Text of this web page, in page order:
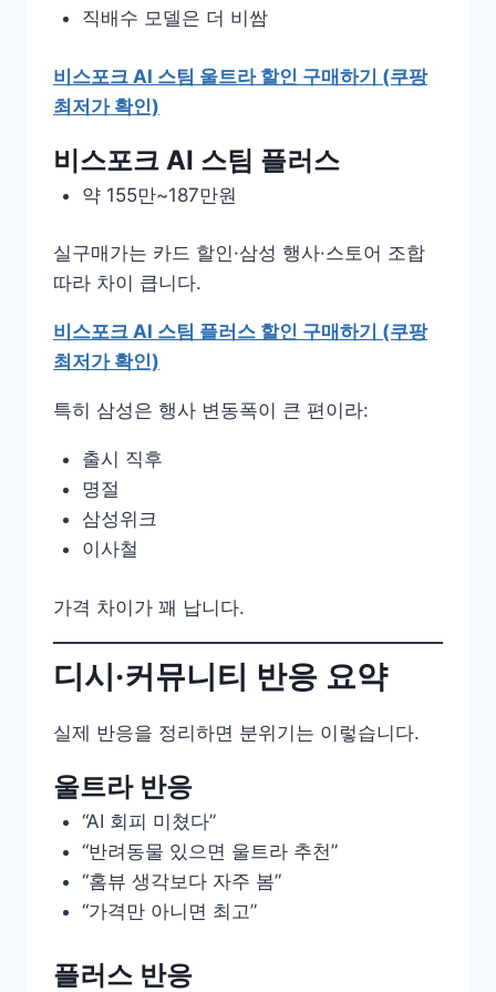
직배수 모델은 더 비쌈
비스포크 AI 스팀 울트라 할인 구매하기 (쿠팡
최저가 확인)
비스포크 AI 스팀 플러스
약 155만~187만원
실구매가는 카드 할인·삼성 행사·스토어 조합
따라 차이 큽니다.
비스포크 AI 스팀 플러스 할인 구매하기 (쿠팡
최저가 확인)
특히 삼성은 행사 변동폭이 큰 편이라:
출시 직후
명절
삼성위크
이사철
가격 차이가 꽤 납니다.
디시·커뮤니티 반응 요약
실제 반응을 정리하면 분위기는 이렇습니다.
울트라 반응
“AI 회피 미쳤다”
“반려동물 있으면 울트라 추천”
“홈뷰 생각보다 자주 봄”
“가격만 아니면 최고”
플러스 반응